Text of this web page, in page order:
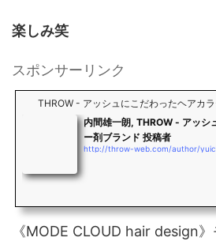
楽しみ笑
スポンサーリンク
THROW - アッシュにこだわったヘアカ
内間雄一朗, THROW - アッシ
ー剤ブランド 投稿者
http://throw-web.com/author/
《MODE CLOUD hair design